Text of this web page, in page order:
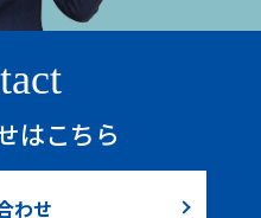
はこちら
わせ